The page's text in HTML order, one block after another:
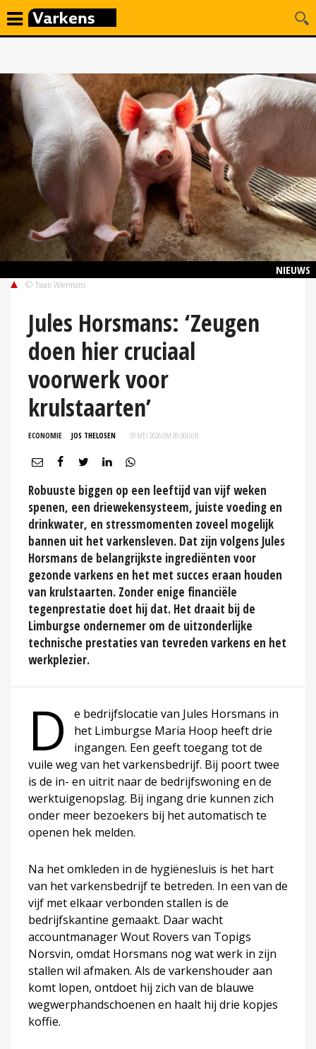
NIEUWS
© Twan Wiermans
Jules Horsmans: ‘Zeugen
doen hier cruciaal
voorwerk voor
krulstaarten’
ECONOMIE JOS THELOSEN 09 MEI 2026 OM 06:00UUR
Robuuste biggen op een leeftijd van vijf weken
spenen, een driewekensysteem, juiste voeding en
drinkwater, en stressmomenten zoveel mogelijk
bannen uit het varkensleven. Dat zijn volgens Jules
Horsmans de belangrijkste ingrediënten voor
gezonde varkens en het met succes eraan houden
van krulstaarten. Zonder enige financiële
tegenprestatie doet hij dat. Het draait bij de
Limburgse ondernemer om de uitzonderlijke
technische prestaties van tevreden varkens en het
werkplezier.
D
e bedrijfslocatie van Jules Horsmans in
het Limburgse Maria Hoop heeft drie
ingangen. Een geeft toegang tot de
vuile weg van het varkensbedrijf. Bij poort twee
is de in- en uitrit naar de bedrijfswoning en de
werktuigenopslag. Bij ingang drie kunnen zich
onder meer bezoekers bij het automatisch te
openen hek melden.
Na het omkleden in de hygiënesluis is het hart
van het varkensbedrijf te betreden. In een van de
vijf met elkaar verbonden stallen is de
bedrijfskantine gemaakt. Daar wacht
accountmanager Wout Rovers van Topigs
Norsvin, omdat Horsmans nog wat werk in zijn
stallen wil afmaken. Als de varkenshouder aan
komt lopen, ontdoet hij zich van de blauwe
wegwerphandschoenen en haalt hij drie kopjes
koffie.